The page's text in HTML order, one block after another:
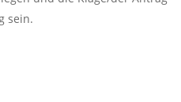
sein.